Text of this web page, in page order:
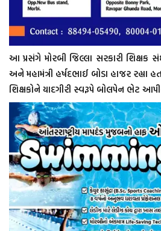
આ પ્રસંગે મોરબી જિલ્લા સરકારી શિક્ષક
અને મહામંત્રી હર્ષદભાઈ બોડા હાજર
શિક્ષકોને યાદગીરી સ્વરૂપે બોલપેન ભેટ